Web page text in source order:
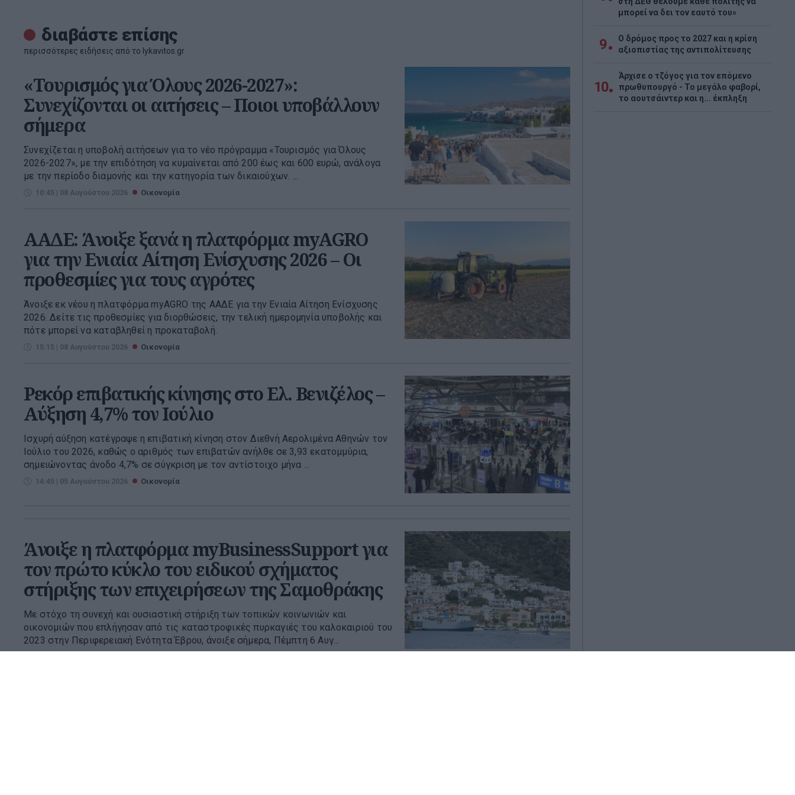
διαβάστε επίσης
περισσότερες ειδήσεις από το lykavitos.gr
«Τουρισμός για Όλους 2026-2027»:
Συνεχίζονται οι αιτήσεις – Ποιοι υποβάλλουν
σήμερα
Συνεχίζεται η υποβολή αιτήσεων για το νέο πρόγραμμα «Τουρισμός για Όλους
2026-2027», με την επιδότηση να κυμαίνεται από 200 έως και 600 ευρώ, ανάλογα
με την περίοδο διαμονής και την κατηγορία των δικαιούχων. ...
10:45 | 08 Αυγούστου 2026 Οικονομία
ΑΑΔΕ: Άνοιξε ξανά η πλατφόρμα myAGRO
για την Ενιαία Αίτηση Ενίσχυσης 2026 – Οι
προθεσμίες για τους αγρότες
Άνοιξε εκ νέου η πλατφόρμα myAGRO της ΑΑΔΕ για την Ενιαία Αίτηση Ενίσχυσης
2026. Δείτε τις προθεσμίες για διορθώσεις, την τελική ημερομηνία υποβολής και
πότε μπορεί να καταβληθεί η προκαταβολή.
15:15 | 08 Αυγούστου 2026 Οικονομία
Ρεκόρ επιβατικής κίνησης στο Ελ. Βενιζέλος –
Αύξηση 4,7% τον Ιούλιο
Ισχυρή αύξηση κατέγραψε η επιβατική κίνηση στον Διεθνή Αερολιμένα Αθηνών τον
Ιούλιο του 2026, καθώς ο αριθμός των επιβατών ανήλθε σε 3,93 εκατομμύρια,
σημειώνοντας άνοδο 4,7% σε σύγκριση με τον αντίστοιχο μήνα ...
14:45 | 05 Αυγούστου 2026 Οικονομία
Άνοιξε η πλατφόρμα myBusinessSupport για
τον πρώτο κύκλο του ειδικού σχήματος
στήριξης των επιχειρήσεων της Σαμοθράκης
Με στόχο τη συνεχή και ουσιαστική στήριξη των τοπικών κοινωνιών και
οικονομιών που επλήγησαν από τις καταστροφικές πυρκαγιές του καλοκαιριού του
2023 στην Περιφερειακή Ενότητα Έβρου, άνοιξε σήμερα, Πέμπτη 6 Αυγ...
μπορεί να δει τον εαυτό του»
9
Ο δρόμος προς το 2027 και η κρίση
αξιοπιστίας της αντιπολίτευσης
10
Άρχισε ο τζόγος για τον επόμενο
πρωθυπουργό - Το μεγάλο φαβορί,
το αουτσάιντερ και η... έκπληξη